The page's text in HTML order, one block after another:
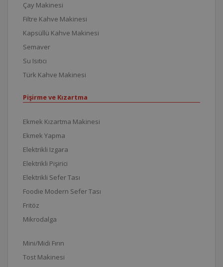
Çay Makinesi
Filtre Kahve Makinesi
Kapsüllü Kahve Makinesi
Semaver
Su Isıtıcı
Türk Kahve Makinesi
Pişirme ve Kızartma
Ekmek Kızartma Makinesi
Ekmek Yapma
Elektrikli Izgara
Elektrikli Pişirici
Elektrikli Sefer Tası
Foodie Modern Sefer Tası
Fritöz
Mikrodalga
Mini/Midi Fırın
Tost Makinesi